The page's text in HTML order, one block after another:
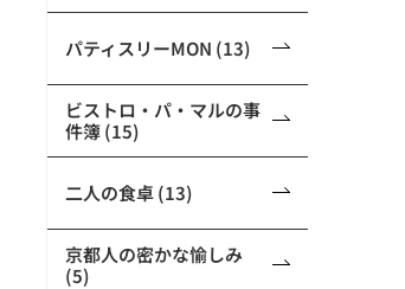
パティスリーMON (13)
ビストロ・パ・マルの事
件簿 (15)
二人の食卓 (13)
京都人の密かな愉しみ
(5)